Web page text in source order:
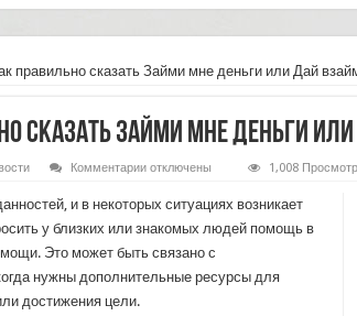
правильно сказать Займи мне деньги или Дай
сказать Займи мне деньги
Комментариик
правильно
сказать
Займи
мне
или
отключены 1,008
и в некоторых ситуациях возникает
у близких или знакомых людей помощь в
Это может быть связано с
нужны дополнительные ресурсы для
достижения цели.